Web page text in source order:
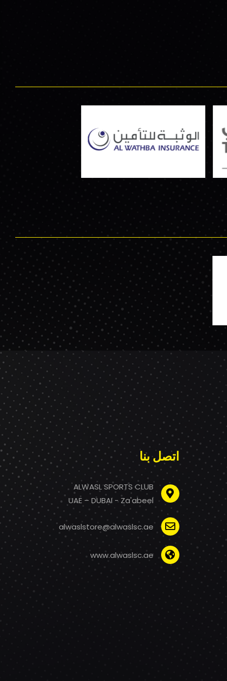
اتصل بنا
ALWASL SPORTS CLUB
UAE – DUBAI - Za'abeel
alwaslstore@alwaslsc.ae
www.alwaslsc.ae